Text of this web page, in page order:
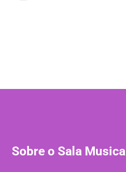
Sobre o Sala Musical